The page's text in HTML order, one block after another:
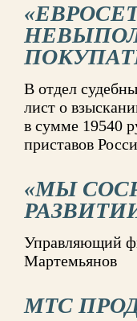
В отдел
лист о
в сумме 19540
приставов
«МЫ
Управляющий
Мартемьянов
МТС